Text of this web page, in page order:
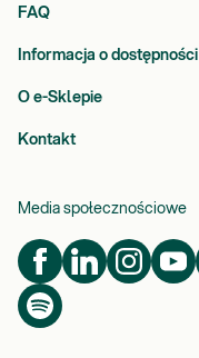
FAQ
Informacja o dostępności
O e-Sklepie
Kontakt
Media społecznościowe